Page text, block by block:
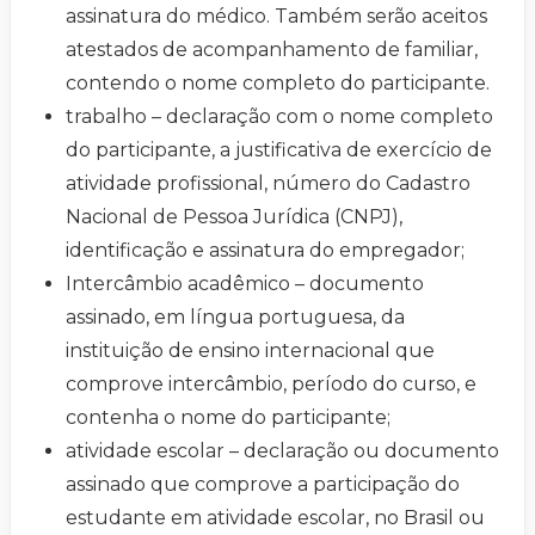
assinatura do médico. Também serão aceitos
atestados de acompanhamento de familiar,
contendo o nome completo do participante.
trabalho – declaração com o nome completo
do participante, a justificativa de exercício de
atividade profissional, número do Cadastro
Nacional de Pessoa Jurídica (CNPJ),
identificação e assinatura do empregador;
Intercâmbio acadêmico – documento
assinado, em língua portuguesa, da
instituição de ensino internacional que
comprove intercâmbio, período do curso, e
contenha o nome do participante;
atividade escolar – declaração ou documento
assinado que comprove a participação do
estudante em atividade escolar, no Brasil ou